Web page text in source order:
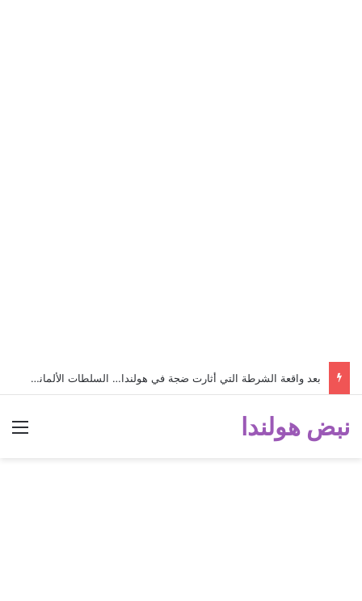
بعد واقعة الشرطة التي أثارت ضجة في هولندا… السلطات الألمانية تفصل رضيعة عمرها شهراً واحداً عن والدتها السورية!
نبض هولندا